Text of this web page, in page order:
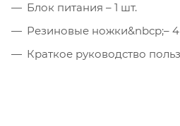
Блок питания – 1 шт.
Резиновые ножки&nbcp;–
Краткое руководство